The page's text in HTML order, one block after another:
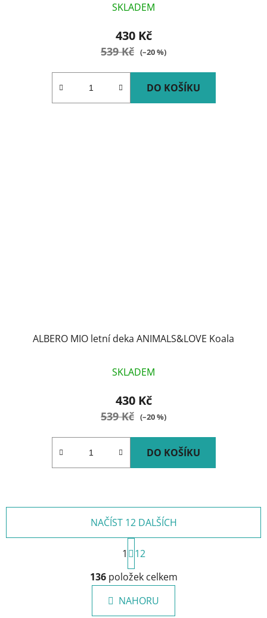
SKLADEM
430 Kč
539 Kč (–20 %)
DO KOŠÍKU
ALBERO MIO letní deka ANIMALS&LOVE Koala
SKLADEM
430 Kč
539 Kč (–20 %)
DO KOŠÍKU
O
v
l
á
NAČÍST 12 DALŠÍCH
S
t
r
á
n
k
1
12
136položek celkem
NAHORU